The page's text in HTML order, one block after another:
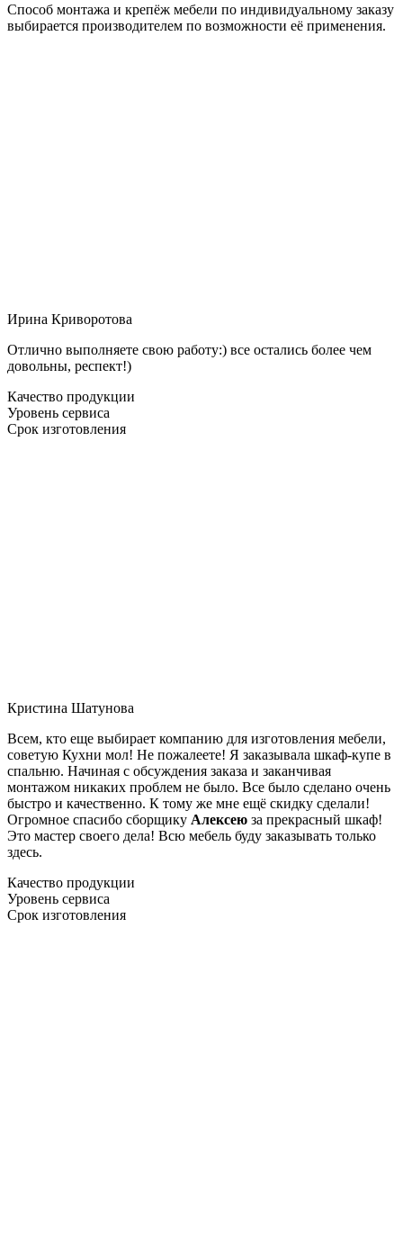
Способ монтажа и крепёж мебели по индивидуальному заказу
выбирается производителем по возможности её применения.
Ирина Криворотова
Отлично выполняете свою работу:) все остались более чем
довольны, респект!)
Качество продукции
Уровень сервиса
Срок изготовления
Кристина Шатунова
Всем, кто еще выбирает компанию для изготовления мебели,
советую Кухни мол! Не пожалеете! Я заказывала шкаф-купе в
спальню. Начиная с обсуждения заказа и заканчивая
монтажом никаких проблем не было. Все было сделано очень
быстро и качественно. К тому же мне ещё скидку сделали!
Огромное спасибо сборщику Алексею за прекрасный шкаф!
Это мастер своего дела! Всю мебель буду заказывать только
здесь.
Качество продукции
Уровень сервиса
Срок изготовления